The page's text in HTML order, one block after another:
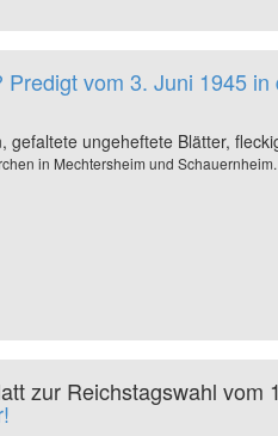
vom 3. Juni 1945
ungeheftete Blätter,
in Mechtersheim und
zur Reichstagswahl